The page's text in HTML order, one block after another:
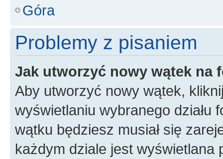
Góra
Problemy z pisaniem
Jak utworzyć nowy wątek na
Aby utworzyć nowy wątek,
wyświetlaniu wybranego działu
wątku będziesz musiał się
każdym dziale jest wyświetlana